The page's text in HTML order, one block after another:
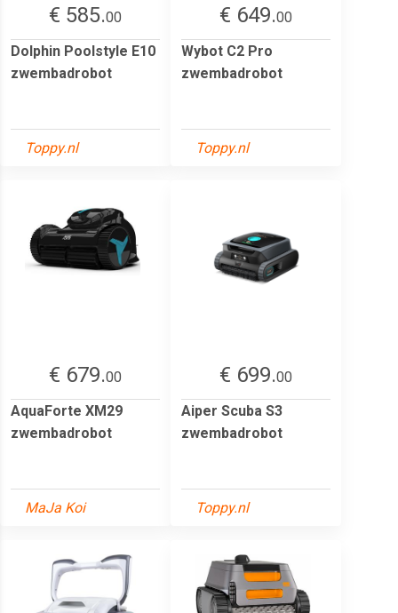
€ 585.00
Dolphin Poolstyle E10
zwembadrobot
Toppy.nl
€ 649.00
Wybot C2 Pro
zwembadrobot
Toppy.nl
€ 679.00
AquaForte XM29
zwembadrobot
MaJa Koi
€ 699.00
Aiper Scuba S3
zwembadrobot
Toppy.nl